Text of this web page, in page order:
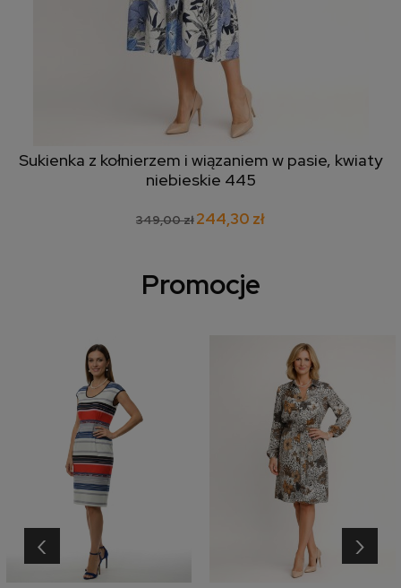
Sukienka z kołnierzem i wiązaniem w pasie, kwiaty
niebieskie 445
349,00 zł244,30 zł
Promocje
‹ ›